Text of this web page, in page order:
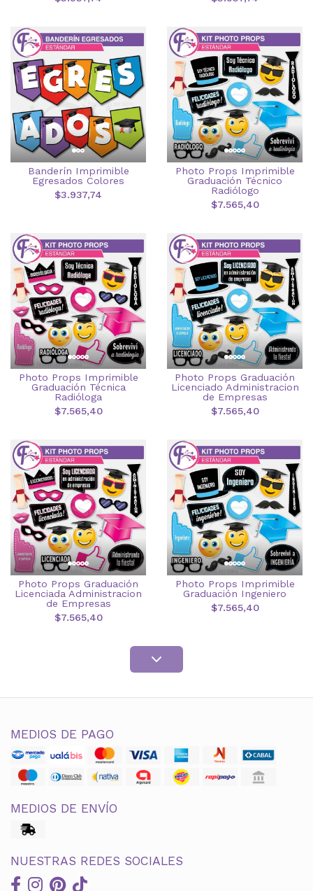
Banderín Imprimible
Egresados Colores
$3.937,74
Photo Props Imprimible
Graduación Técnico
Radiólogo
$7.565,40
Photo Props Imprimible
Graduación Técnica
Radióloga
$7.565,40
Photo Props Graduación
Licenciado Administracion
de Empresas
$7.565,40
Photo Props Graduación
Licenciada Administracion
de Empresas
$7.565,40
Photo Props Imprimible
Graduación Ingeniero
$7.565,40
MEDIOS DE PAGO
MEDIOS DE ENVÍO
NUESTRAS REDES SOCIALES